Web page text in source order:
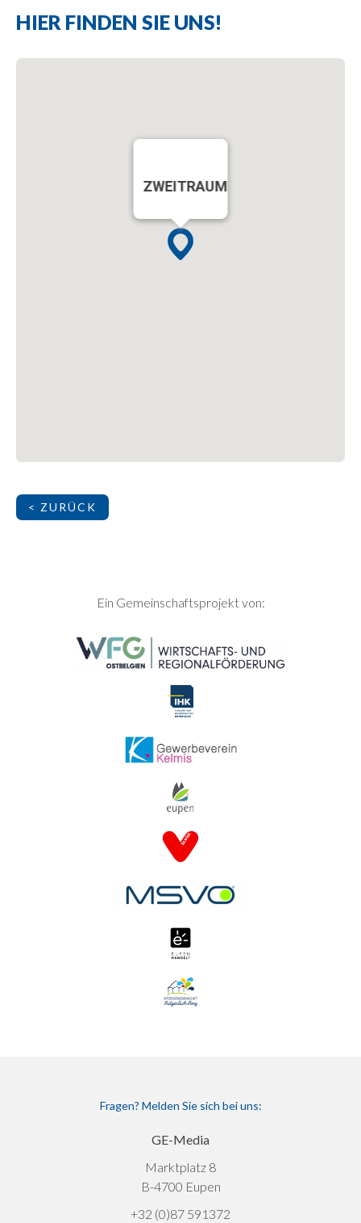
HIER FINDEN SIE UNS!
ZWEITRAUM
< ZURÜCK
SEITENFUSSEin Gemeinschaftsprojekt von:
Fragen? Melden Sie sich bei uns:
GE-Media
Marktplatz 8
B-4700 Eupen
+32 (0)87 591372